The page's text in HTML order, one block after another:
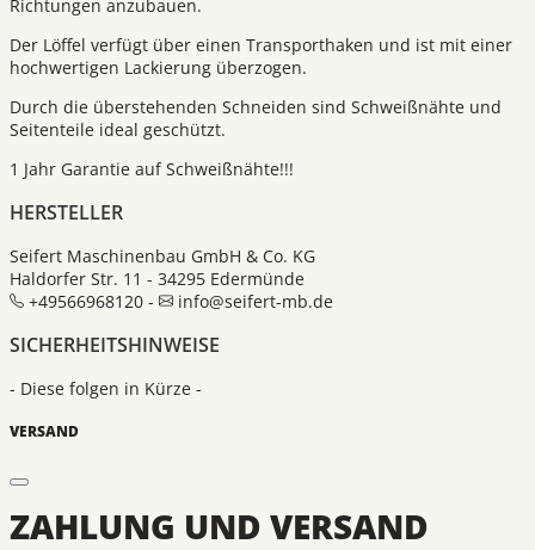
Richtungen anzubauen.
Der Löffel verfügt über einen Transporthaken und ist mit einer
hochwertigen Lackierung überzogen.
Durch die überstehenden Schneiden sind Schweißnähte und
Seitenteile ideal geschützt.
1 Jahr Garantie auf Schweißnähte!!!
HERSTELLER
Seifert Maschinenbau GmbH & Co. KG
Haldorfer Str. 11 - 34295 Edermünde
+49566968120 -
info@seifert-mb.de
SICHERHEITSHINWEISE
- Diese folgen in Kürze -
VERSAND
ZAHLUNG UND VERSAND